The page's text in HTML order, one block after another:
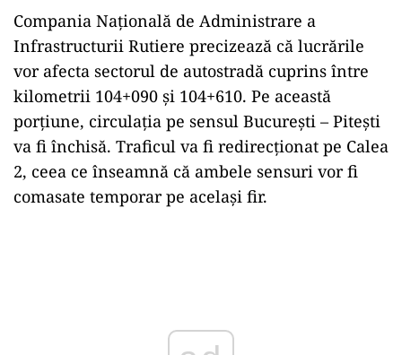
Compania Națională de Administrare a
Infrastructurii Rutiere precizează că lucrările
vor afecta sectorul de autostradă cuprins între
kilometrii 104+090 și 104+610. Pe această
porțiune, circulația pe sensul București – Pitești
va fi închisă. Traficul va fi redirecționat pe Calea
2, ceea ce înseamnă că ambele sensuri vor fi
comasate temporar pe același fir.